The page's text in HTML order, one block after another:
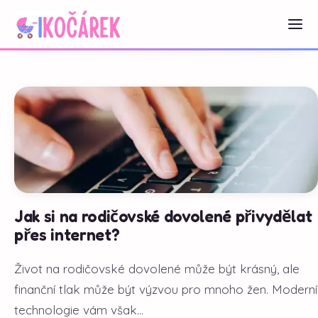
Jak si na rodičovské dovolené přivydělat
přes internet?
Život na rodičovské dovolené může být krásný, ale
finanční tlak může být výzvou pro mnoho žen. Moderní
technologie vám však...